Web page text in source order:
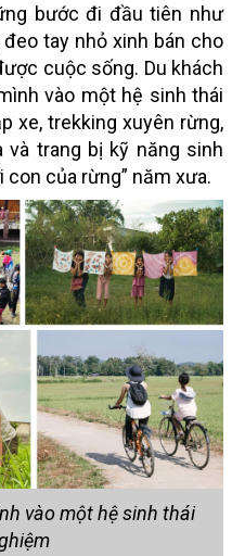
bước đi đầu tiên như
tay nhỏ xinh bán cho
cuộc sống. Du khách
vào một hệ sinh thái
xe, trekking xuyên rừng,
trang bị kỹ năng sinh
của rừng” năm xưa.
vào một hệ sinh thái